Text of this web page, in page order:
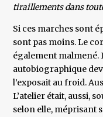
tiraillements dans
Si ces marches sont
sont pas moins. Le
également malmené.
autobiographique
l’exposait au froid.
L’atelier était, aussi,
selon elle, méprisant